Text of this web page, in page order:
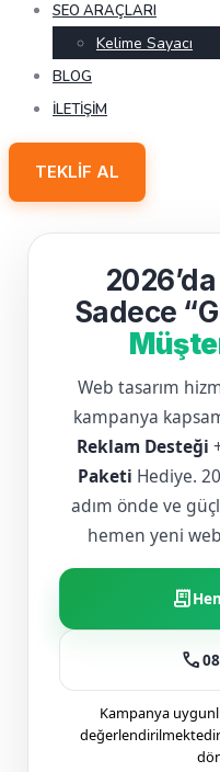
SEO ARAÇLARI
Kelime Sayacı
BLOG
İLETIŞIM
TEKLIF AL
Sadece
Web tasarım
kampanya
Reklam Desteği
Paketi Hediye.
adım önde ve
hemen yeni
receipt_long
call
Kampanya
değerlendirilmektedir.